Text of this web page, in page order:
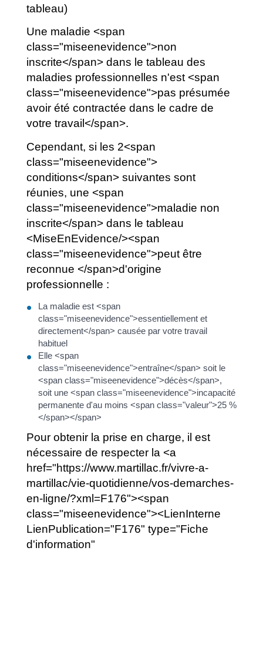
tableau)
Une maladie <span
class="miseenevidence">non
inscrite</span> dans le tableau des
maladies professionnelles n'est <span
class="miseenevidence">pas présumée
avoir été contractée dans le cadre de
votre travail</span>.
Cependant, si les 2<span
class="miseenevidence">
conditions</span> suivantes sont
réunies, une <span
class="miseenevidence">maladie non
inscrite</span> dans le tableau
<MiseEnEvidence/><span
class="miseenevidence">peut être
reconnue </span>d'origine
professionnelle :
La maladie est <span
class="miseenevidence">essentiellement et
directement</span> causée par votre travail
habituel
Elle <span
class="miseenevidence">entraîne</span> soit le
<span class="miseenevidence">décès</span>,
soit une <span class="miseenevidence">incapacité
permanente d'au moins <span class="valeur">25 %
</span></span>
Pour obtenir la prise en charge, il est
nécessaire de respecter la <a
href="https://www.martillac.fr/vivre-a-
martillac/vie-quotidienne/vos-demarches-
en-ligne/?xml=F176"><span
class="miseenevidence"><LienInterne
LienPublication="F176" type="Fiche
d'information"